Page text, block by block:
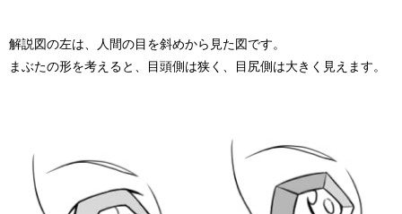
解説図の左は、人間の目を斜めから見た図です。
まぶたの形を考えると、目頭側は狭く、目尻側は大きく見えます。